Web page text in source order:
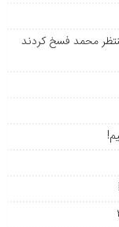
محمد فسخ کردند